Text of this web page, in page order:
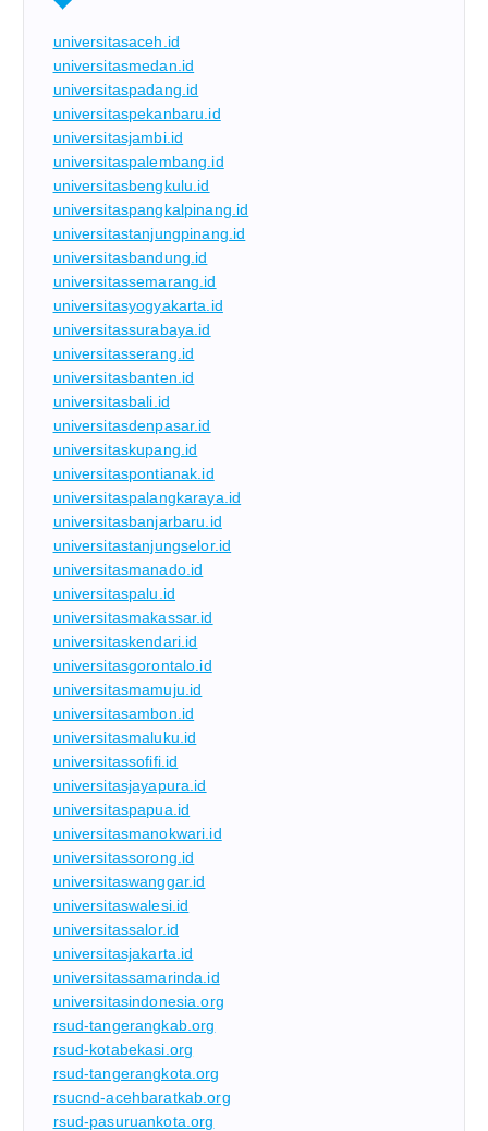
universitasaceh.id
universitasmedan.id
universitaspadang.id
universitaspekanbaru.id
universitasjambi.id
universitaspalembang.id
universitasbengkulu.id
universitaspangkalpinang.id
universitastanjungpinang.id
universitasbandung.id
universitassemarang.id
universitasyogyakarta.id
universitassurabaya.id
universitasserang.id
universitasbanten.id
universitasbali.id
universitasdenpasar.id
universitaskupang.id
universitaspontianak.id
universitaspalangkaraya.id
universitasbanjarbaru.id
universitastanjungselor.id
universitasmanado.id
universitaspalu.id
universitasmakassar.id
universitaskendari.id
universitasgorontalo.id
universitasmamuju.id
universitasambon.id
universitasmaluku.id
universitassofifi.id
universitasjayapura.id
universitaspapua.id
universitasmanokwari.id
universitassorong.id
universitaswanggar.id
universitaswalesi.id
universitassalor.id
universitasjakarta.id
universitassamarinda.id
universitasindonesia.org
rsud-tangerangkab.org
rsud-kotabekasi.org
rsud-tangerangkota.org
rsucnd-acehbaratkab.org
rsud-pasuruankota.org